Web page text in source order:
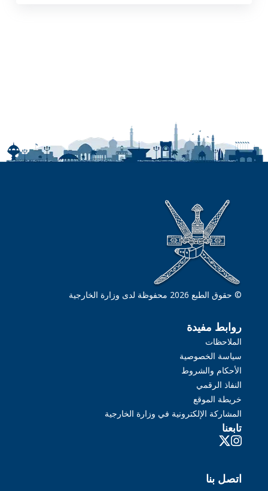
© حقوق الطبع 2026 محفوظة لدى وزارة الخارجية
روابط مفيدة
الملاحظات
سياسة الخصوصية
الأحكام والشروط
النفاذ الرقمي
خريطة الموقع
المشاركة الإلكترونية في وزارة الخارجية
تابعنا
اتصل بنا